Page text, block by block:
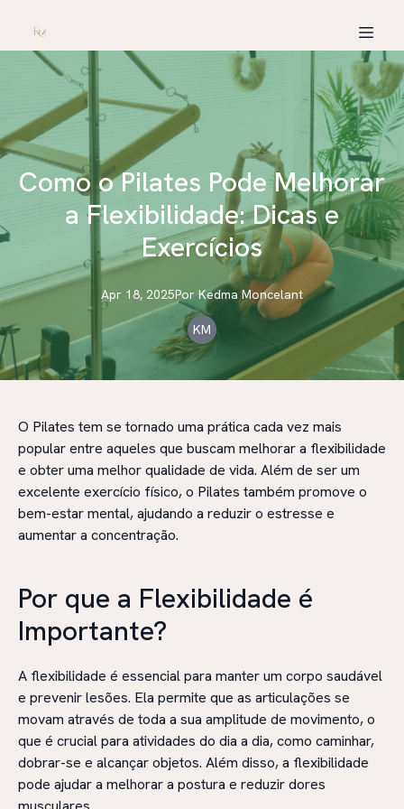
Como o Pilates Pode Melhorar
a Flexibilidade: Dicas e
Exercícios
Apr 18, 2025Por Kedma Moncelant
KM
O Pilates tem se tornado uma prática cada vez mais
popular entre aqueles que buscam melhorar a flexibilidade
e obter uma melhor qualidade de vida. Além de ser um
excelente exercício físico, o Pilates também promove o
bem-estar mental, ajudando a reduzir o estresse e
aumentar a concentração.
Por que a Flexibilidade é
Importante?
A flexibilidade é essencial para manter um corpo saudável
e prevenir lesões. Ela permite que as articulações se
movam através de toda a sua amplitude de movimento, o
que é crucial para atividades do dia a dia, como caminhar,
dobrar-se e alcançar objetos. Além disso, a flexibilidade
pode ajudar a melhorar a postura e reduzir dores